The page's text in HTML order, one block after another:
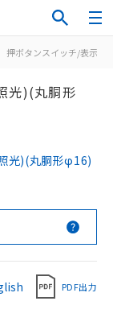
押ボタンスイッチ/表示灯
光)(丸胴形
光)(丸胴形φ16)
PDF出力